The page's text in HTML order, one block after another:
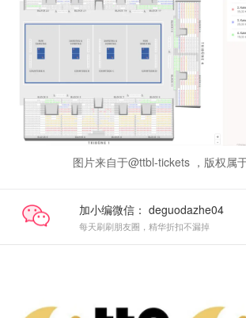
图片来自于@ttbl-tickets ，版权属
加小编微信：
每天刷刷朋友圈，精华折扣不漏掉